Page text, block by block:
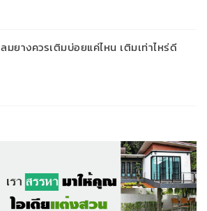
ลมยางควรเติมบ่อยแค่ไหน เติมเท่าไหร่ดี